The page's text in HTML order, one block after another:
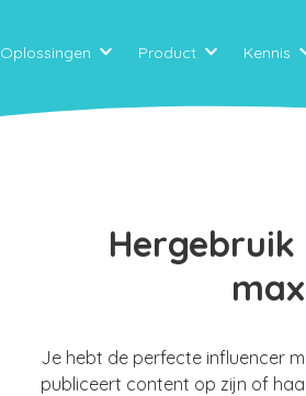
Oplossingen Product Kennis
Je hebt de perfecte influencer
publiceert content op zijn of